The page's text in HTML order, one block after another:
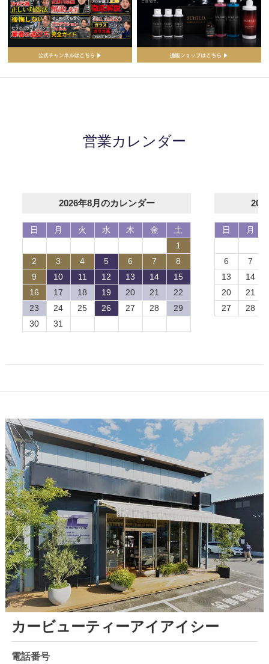
営業カレンダー
2026年8月のカレンダー
日 月 火 水 木 金
土
1
2
3 4 5 6 7
8
9
10 11 12 13 14
15
16
17 18 19 20 21
22
23
24 25 26 27 28
29
30
31
日 月
6
7
13
14
20
21
27
28
カービューティーアイアイシー
電話番号